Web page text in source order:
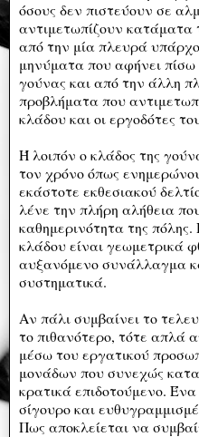
όσους δεν πιστεύουν σε
αντιμετωπίζουν κατάματα
από την μία πλευρά
μηνύματα που αφήνει πίσω
γούνας και από την άλλη
προβλήματα που
κλάδου και οι εργοδότες
Ή λοιπόν ο κλάδος της
τον χρόνο όπως
εκάστοτε εκθεσιακού
λένε την πλήρη αλήθεια
καθημερινότητα της
κλάδου είναι γεωμετρικά
αυξανόμενο συνάλλαγμα
συστηματικά.
Αν πάλι συμβαίνει το
το πιθανότερο, τότε απλά
μέσω του εργατικού
μονάδων που συνεχώς
κρατικά επιδοτούμενο.
σίγουρο και
Πως αποκλείεται να